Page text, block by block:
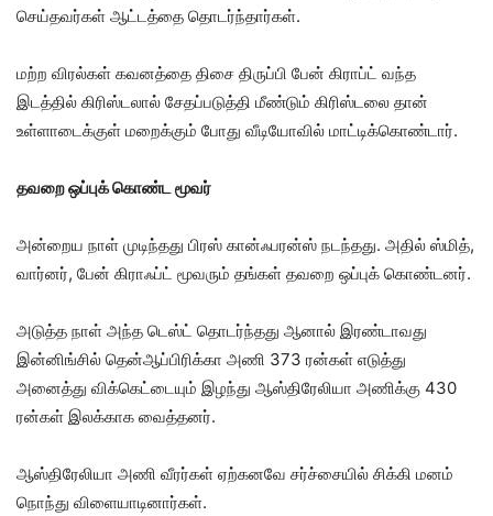
செய்தவர்கள் ஆட்டத்தை தொடர்ந்தார்கள்.
மற்ற விரல்கள் கவனத்தை திசை திருப்பி பேன் கிராப்ட் வந்த
இடத்தில் கிரிஸ்டலால் சேதப்படுத்தி மீண்டும் கிரிஸ்டலை தான்
உள்ளாடைக்குள் மறைக்கும் போது வீடியோவில் மாட்டிக்கொண்டார்.
தவறை ஒப்புக் கொண்ட மூவர்
அன்றைய நாள் முடிந்தது பிரஸ் கான்ஃபரன்ஸ் நடந்தது. அதில் ஸ்மித்,
வார்னர், பேன் கிராஃப்ட் மூவரும் தங்கள் தவறை ஒப்புக் கொண்டனர்.
அடுத்த நாள் அந்த டெஸ்ட் தொடர்ந்தது ஆனால் இரண்டாவது
இன்னிங்சில் தென்ஆப்பிரிக்கா அணி 373 ரன்கள் எடுத்து
அனைத்து விக்கெட்டையும் இழந்து ஆஸ்திரேலியா அணிக்கு 430
ரன்கள் இலக்காக வைத்தனர்.
ஆஸ்திரேலியா அணி வீரர்கள் ஏற்கனவே சர்ச்சையில் சிக்கி மனம்
நொந்து விளையாடினார்கள்.